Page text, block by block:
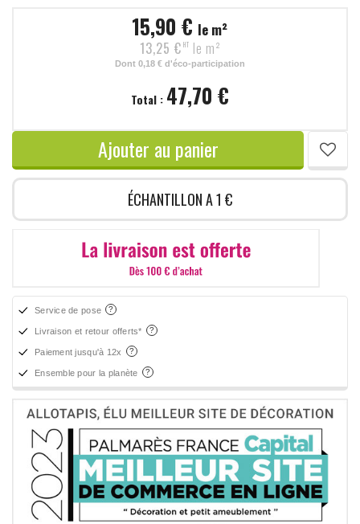
15,90 € le m²
13,25 € HT le m²
Dont 0,18 € d'éco-participation
Total : 47,70 €
Ajouter au panier
ÉCHANTILLON A 1 €
Service de pose
Livraison et retour offerts*
Paiement jusqu'à 12x
Ensemble pour la planète